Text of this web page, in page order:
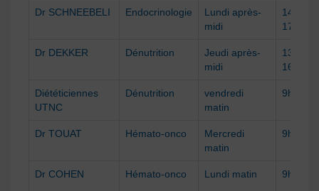
Dr SCHNEEBELI Endocrinologie
Lundi après-
midi
14h à
17h
Dr DEKKER Dénutrition
Jeudi après-
midi
13h30 à
16h30
Diététiciennes
UTNC
Dénutrition
vendredi
matin
9h à
Dr TOUAT Hémato-onco
Mercredi
matin
9h à
Dr COHEN Hémato-onco Lundi matin 9h à